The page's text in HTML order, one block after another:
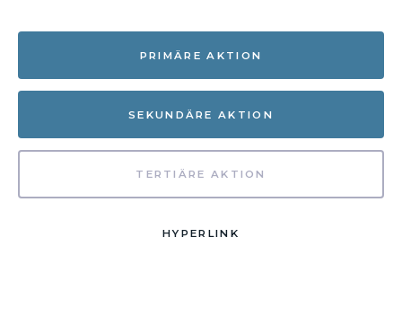
PRIMÄRE AKTION
SEKUNDÄRE AKTION
TERTIÄRE AKTION
HYPERLINK